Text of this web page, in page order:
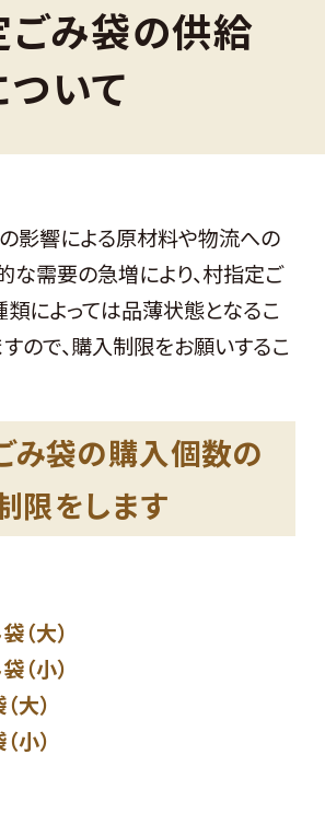
み袋の供給
いて
影響による原材料や物流への
な需要の急増により、村指定ご
によっては品薄状態となるこ
ので、購入制限をお願いするこ
み袋の購入個数の
限をします
（大）
（小）
大）
小）